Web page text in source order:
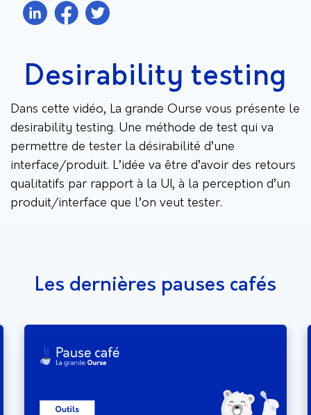
Desirability testing
Dans cette vidéo, La grande Ourse vous présente le
desirability testing. Une méthode de test qui va
permettre de tester la désirabilité d’une
interface/produit. L’idée va être d’avoir des retours
qualitatifs par rapport à la UI, à la perception d’un
produit/interface que l’on veut tester.
Les dernières pauses cafés